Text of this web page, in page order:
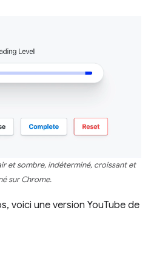
et sombre, indéterminé, croissant et
sur Chrome.
voici une version YouTube de